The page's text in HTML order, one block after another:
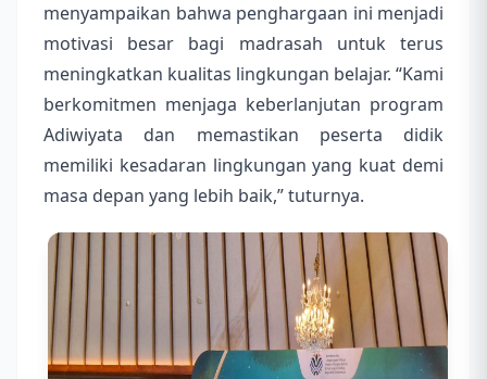
menyampaikan bahwa penghargaan ini menjadi
motivasi besar bagi madrasah untuk terus
meningkatkan kualitas lingkungan belajar. “Kami
berkomitmen menjaga keberlanjutan program
Adiwiyata dan memastikan peserta didik
memiliki kesadaran lingkungan yang kuat demi
masa depan yang lebih baik,” tuturnya.